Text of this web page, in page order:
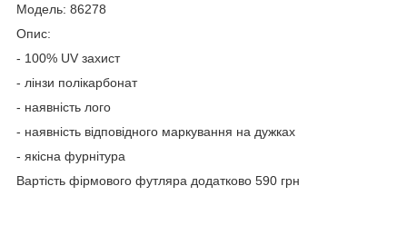
Модель: 86278
Опис:
- 100% UV захист
- лінзи полікарбонат
- наявність лого
- наявність відповідного маркування на дужках
- якісна фурнітура
Вартість фірмового футляра додатково 590 грн